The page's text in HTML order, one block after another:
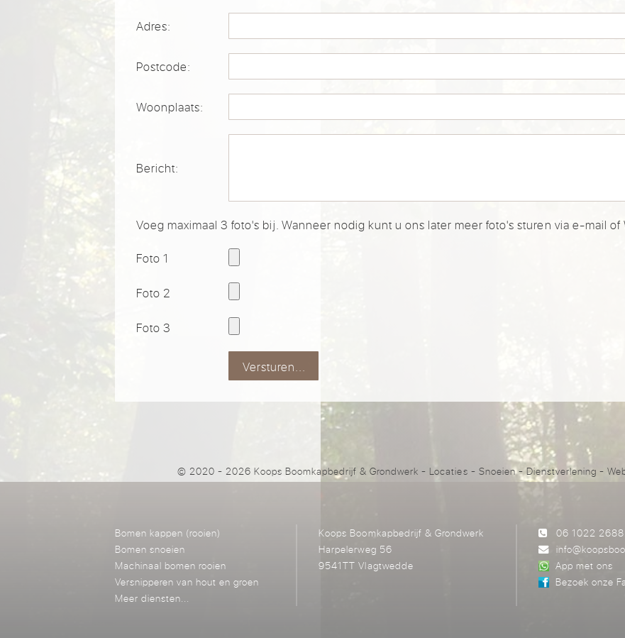
Adres:
Postcode:
Woonplaats:
Bericht:
Voeg maximaal 3 foto's bij. Wanneer nodig kunt u ons later meer foto's sturen via e-mail of
Foto 1
Foto 2
Foto 3
Versturen...
© 2020 - 2026 Koops Boomkapbedrijf & Grondwerk- Locaties - Snoeien- Dienstverlening -
Bomen kappen (rooien)
Bomen snoeien
Machinaal bomen rooien
Versnipperen van hout en groen
Meer diensten...
Koops Boomkapbedrijf & Grondwerk
Harpelerweg 56
9541TT Vlagtwedde
06 1022 2688
App met ons
Bezoek onze